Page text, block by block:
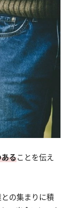
ることを伝え
の集まりに積